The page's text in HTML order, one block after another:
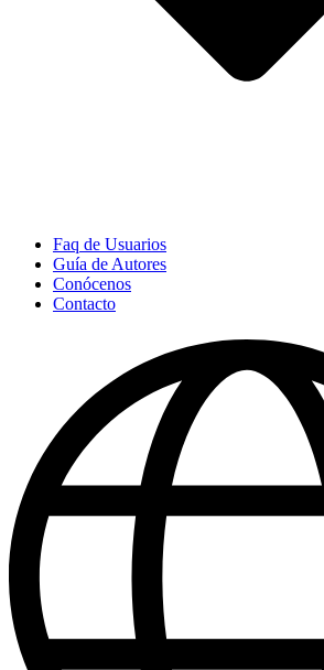
Faq de Usuarios
Guía de Autores
Conócenos
Contacto